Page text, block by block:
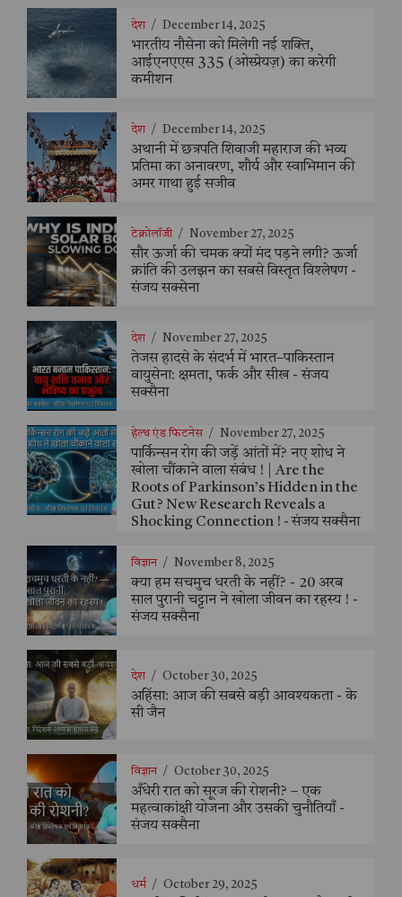
देश / December 14, 2025
भारतीय नौसेना को मिलेगी नई शक्ति,
आईएनएएस 335 (ओस्प्रेयज़) का करेगी
कमीशन
देश / December 14, 2025
अथानी में छत्रपति शिवाजी महाराज की भव्य
प्रतिमा का अनावरण, शौर्य और स्वाभिमान की
अमर गाथा हुई सजीव
टेक्नोलॉजी / November 27, 2025
सौर ऊर्जा की चमक क्यों मंद पड़ने लगी? ऊर्जा
क्रांति की उलझन का सबसे विस्तृत विश्लेषण -
संजय सक्सेना
देश / November 27, 2025
तेजस हादसे के संदर्भ में भारत–पाकिस्तान
वायुसेना: क्षमता, फर्क और सीख - संजय
सक्सैना
हेल्थ एंड फिटनेस / November 27, 2025
पार्किन्सन रोग की जड़ें आंतों में? नए शोध ने
खोला चौंकाने वाला संबंध ! | Are the
Roots of Parkinson’s Hidden in the
Gut? New Research Reveals a
Shocking Connection ! - संजय सक्सैना
विज्ञान / November 8, 2025
क्या हम सचमुच धरती के नहीं? - 20 अरब
साल पुरानी चट्टान ने खोला जीवन का रहस्य ! -
संजय सक्सैना
देश / October 30, 2025
अहिंसा: आज की सबसे बड़ी आवश्यकता - के
सी जैन
विज्ञान / October 30, 2025
अँधेरी रात को सूरज की रोशनी? – एक
महत्वाकांक्षी योजना और उसकी चुनौतियाँ -
संजय सक्सैना
धर्म / October 29, 2025